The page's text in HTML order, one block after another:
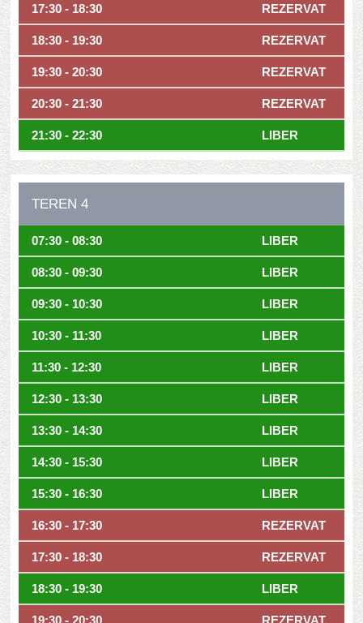
17:30 - 18:30 REZERVAT
18:30 - 19:30 REZERVAT
19:30 - 20:30 REZERVAT
20:30 - 21:30 REZERVAT
21:30 - 22:30 LIBER
TEREN 4
07:30 - 08:30 LIBER
08:30 - 09:30 LIBER
09:30 - 10:30 LIBER
10:30 - 11:30 LIBER
11:30 - 12:30 LIBER
12:30 - 13:30 LIBER
13:30 - 14:30 LIBER
14:30 - 15:30 LIBER
15:30 - 16:30 LIBER
16:30 - 17:30 REZERVAT
17:30 - 18:30 REZERVAT
18:30 - 19:30 LIBER
19:30 - 20:30 REZERVAT